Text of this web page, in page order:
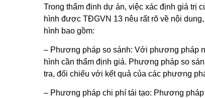
Trong thẩm định dự án, việc xác định giá trị
hình được TĐGVN 13 nêu rất rõ về nội
hình bao gồm:
– Phương pháp so sánh: Với phương pháp
hình cần thẩm định giá. Phương pháp so
tra, đối chiếu với kết quả của các phương
– Phương pháp chi phí tái tạo: Phương